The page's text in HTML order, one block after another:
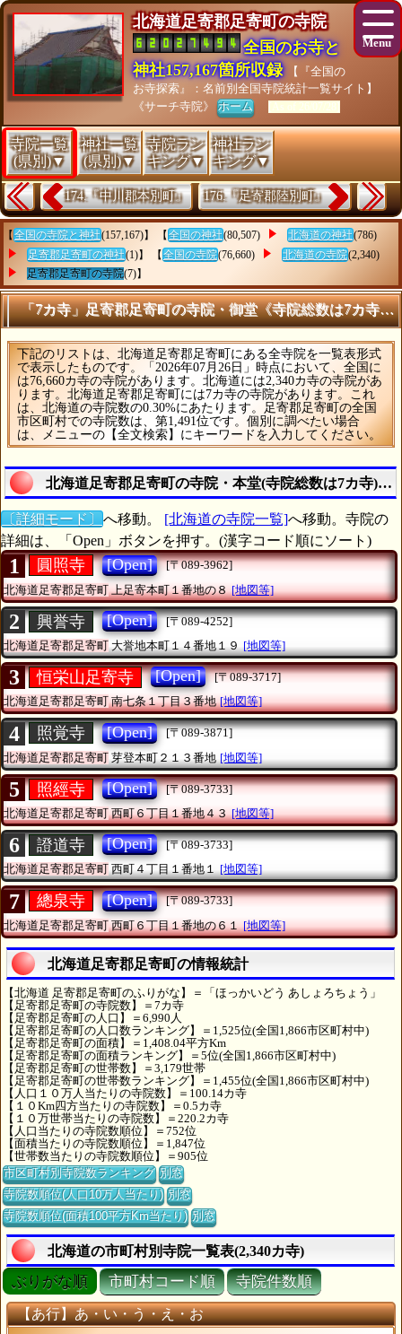
北海道足寄郡足寄町の寺院
全国のお寺と
神社157,167箇所収録
【『全国の
お寺探索』：名前別全国寺院統計一覧サイト】
《サーチ寺院》ホーム [As of 26/07/28]
寺院一覧
(県別)▼
神社一覧
(県別)▼
寺院ラン
キング▼
神社ラン
キング▼
174.『中川郡本別町』 176.『足寄郡陸別町』
【 全国の寺院と神社(157,167)】 【 全国の神社(80,507) 北海道の神社(786)
足寄郡足寄町の神社(1)】 【 全国の寺院(76,660) 北海道の寺院(2,340)
足寄郡足寄町の寺院(7)】
「7カ寺」足寄郡足寄町の寺院・御堂《寺院総数は7カ寺》
下記のリストは、北海道足寄郡足寄町にある全寺院を一覧表形式
で表示したものです。「2026年07月26日」時点において、全国に
は76,660カ寺の寺院があります。北海道には2,340カ寺の寺院があ
ります。北海道足寄郡足寄町には7カ寺の寺院があります。これ
は、北海道の寺院数の0.30%にあたります。足寄郡足寄町の全国
市区町村での寺院数は、第1,491位です。個別に調べたい場合
は、メニューの【全文検索】にキーワードを入力してください。
北海道足寄郡足寄町の寺院・本堂(寺院総数は7カ寺)の
〔詳細モード〕 へ移動。 [北海道の寺院一覧]へ移動。寺院の
詳細は、「Open」ボタンを押す。(漢字コード順にソート)
1 圓照寺 [Open]
[〒089-3962]
北海道足寄郡足寄町上足寄本町１番地の８ [地図等]
2 興誉寺 [Open]
[〒089-4252]
北海道足寄郡足寄町大誉地本町１４番地１９ [地図等]
3 恒栄山足寄寺 [Open]
[〒089-3717]
北海道足寄郡足寄町南七条１丁目３番地 [地図等]
4 照覚寺 [Open]
[〒089-3871]
北海道足寄郡足寄町 芽登本町２１３番地 [地図等]
5 照經寺 [Open]
[〒089-3733]
北海道足寄郡足寄町西町６丁目１番地４３ [地図等]
6 證道寺 [Open]
[〒089-3733]
北海道足寄郡足寄町西町４丁目１番地１ [地図等]
7 總泉寺 [Open]
[〒089-3733]
北海道足寄郡足寄町西町６丁目１番地の６１ [地図等]
北海道足寄郡足寄町の情報統計
【北海道 足寄郡足寄町のふりがな】＝「ほっかいどう あしょろちょう」
【足寄郡足寄町の寺院数】＝7カ寺
【足寄郡足寄町の人口】＝6,990人
【足寄郡足寄町の人口数ランキング】＝1,525位(全国1,866市区町村中)
【足寄郡足寄町の面積】＝1,408.04平方Km
【足寄郡足寄町の面積ランキング】＝5位(全国1,866市区町村中)
【足寄郡足寄町の世帯数】＝3,179世帯
【足寄郡足寄町の世帯数ランキング】＝1,455位(全国1,866市区町村中)
【人口１０万人当たりの寺院数】＝100.14カ寺
【１０Km四方当たりの寺院数】＝0.5カ寺
【１０万世帯当たりの寺院数】＝220.2カ寺
【人口当たりの寺院数順位】＝752位
【面積当たりの寺院数順位】＝1,847位
【世帯数当たりの寺院数順位】＝905位
市区町村別寺院数ランキング 別窓
寺院数順位(人口10万人当たり) 別窓
寺院数順位(面積100平方Km当たり) 別窓
北海道の市町村別寺院一覧表(2,340カ寺)
ぶりがな順 市町村コード順 寺院件数順
【あ行】あ・い・う・え・お